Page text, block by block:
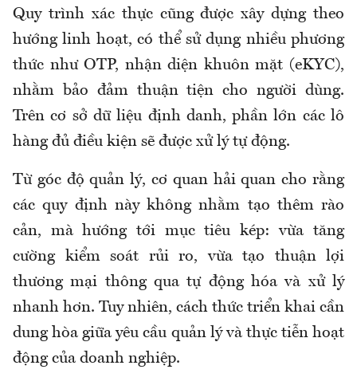
Quy trình xác thực cũng được xây dựng theo
hướng linh hoạt, có thể sử dụng nhiều phương
thức như OTP, nhận diện khuôn mặt (eKYC),
nhằm bảo đảm thuận tiện cho người dùng.
Trên cơ sở dữ liệu định danh, phần lớn các lô
hàng đủ điều kiện sẽ được xử lý tự động.
Từ góc độ quản lý, cơ quan hải quan cho rằng
các quy định này không nhằm tạo thêm rào
cản, mà hướng tới mục tiêu kép: vừa tăng
cường kiểm soát rủi ro, vừa tạo thuận lợi
thương mại thông qua tự động hóa và xử lý
nhanh hơn. Tuy nhiên, cách thức triển khai cần
dung hòa giữa yêu cầu quản lý và thực tiễn hoạt
động của doanh nghiệp.